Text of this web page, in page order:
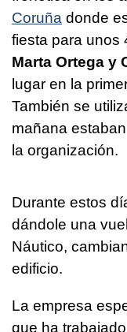
Coruña donde
fiesta para unos
Marta Ortega y
lugar en la
También se
mañana
la organización.
Durante estos
dándole una
Náutico,
edificio.
La empresa
que ha